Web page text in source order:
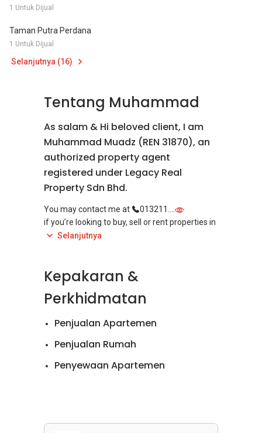
1 Untuk Dijual
Taman Putra Perdana
1 Untuk Dijual
Selanjutnya (16)
Tentang Muhammad
As salam & Hi beloved client, I am
Muhammad Muadz (REN 31870), an
authorized property agent
registered under Legacy Real
Property Sdn Bhd.
You may contact me at
013211....
if you’re looking to buy, sell or rent properties in
this area :: SERI KEMBANGAN, SERDANG,
Selanjutnya
Kepakaran &
Perkhidmatan
Penjualan Apartemen
Penjualan Rumah
Penyewaan Apartemen